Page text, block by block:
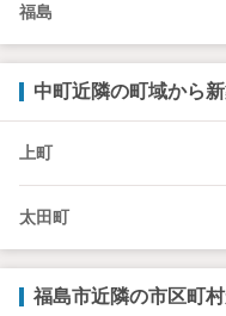
福島
中町近隣の町域から
上町
太田町
福島市近隣の市区町